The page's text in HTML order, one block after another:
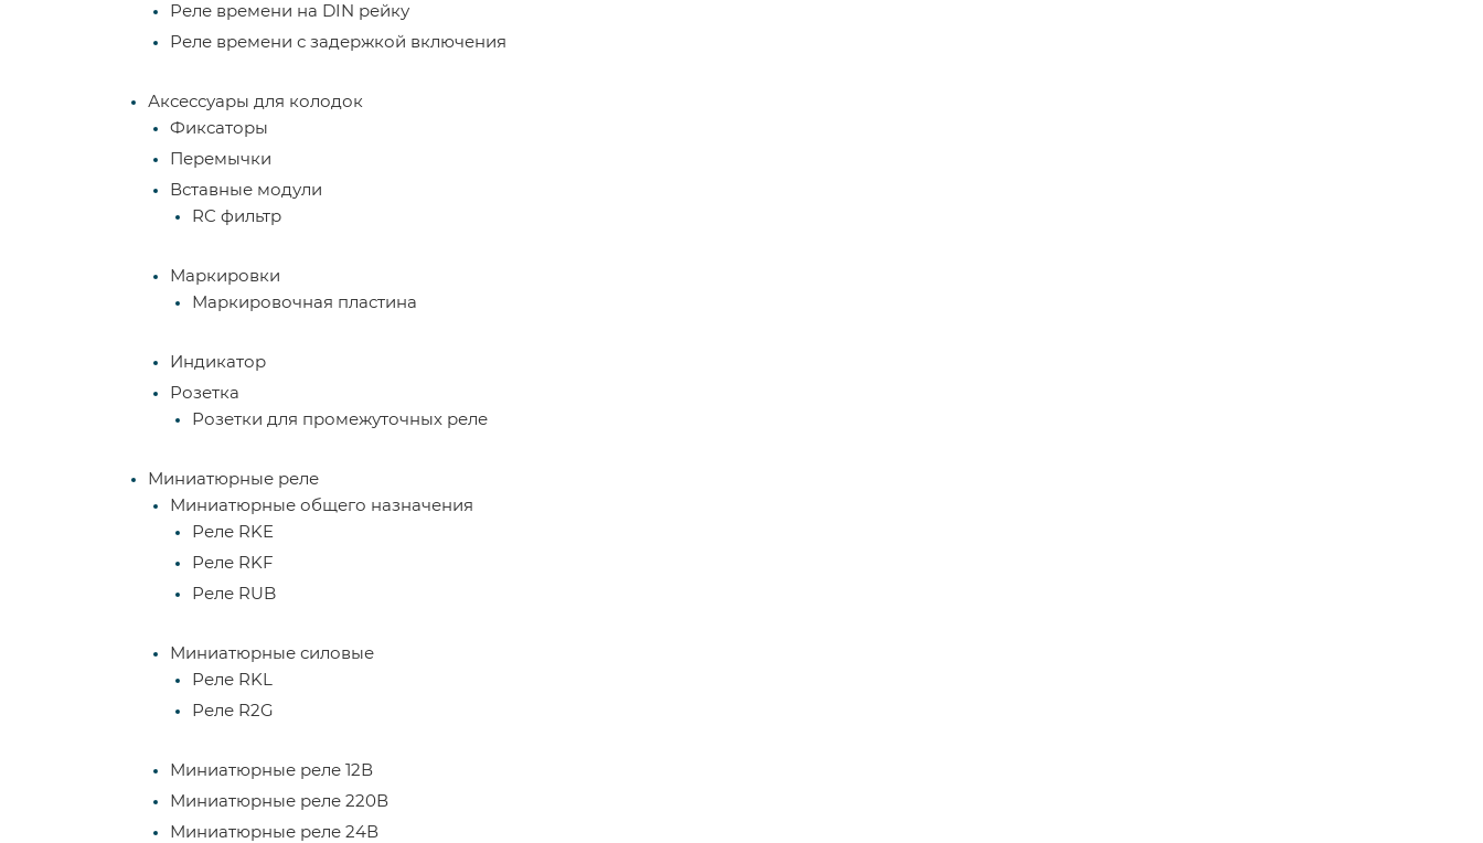
Реле времени на DIN рейку
Реле времени с задержкой включения
Аксессуары для колодок
Фиксаторы
Перемычки
Вставные модули
RC фильтр
Маркировки
Маркировочная пластина
Индикатор
Розетка
Розетки для промежуточных реле
Миниатюрные реле
Миниатюрные общего назначения
Реле RKE
Реле RKF
Реле RUB
Миниатюрные силовые
Реле RKL
Реле R2G
Миниатюрные реле 12В
Миниатюрные реле 220В
Миниатюрные реле 24В